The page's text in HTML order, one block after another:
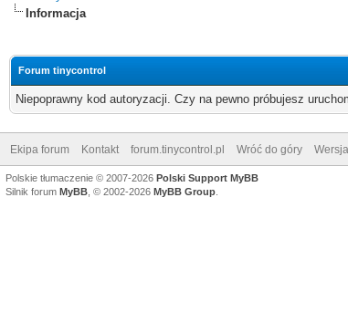
Informacja
Forum tinycontrol
Niepoprawny kod autoryzacji. Czy na pewno próbujesz
Ekipa forum Kontakt forum.tinycontrol.pl Wróć do góry
Polskie tłumaczenie © 2007-2026 Polski Support MyBB
Silnik forum MyBB , © 2002-2026 MyBB Group